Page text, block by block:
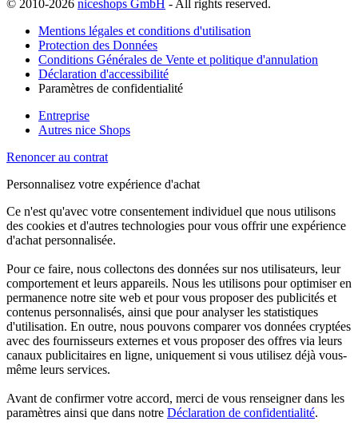
© 2010-2026 niceshops GmbH - All rights reserved.
Mentions légales et conditions d'utilisation
Protection des Données
Conditions Générales de Vente et politique d'annulation
Déclaration d'accessibilité
Paramètres de confidentialité
Entreprise
Autres nice Shops
Renoncer au contrat
Personnalisez votre expérience d'achat
Ce n'est qu'avec votre consentement individuel que nous utilisons
des cookies et d'autres technologies pour vous offrir une expérience
d'achat personnalisée.
Pour ce faire, nous collectons des données sur nos utilisateurs, leur
comportement et leurs appareils. Nous les utilisons pour optimiser en
permanence notre site web et pour vous proposer des publicités et
contenus personnalisés, ainsi que pour analyser les statistiques
d'utilisation. En outre, nous pouvons comparer vos données cryptées
avec des fournisseurs externes et vous proposer des offres via leurs
canaux publicitaires en ligne, uniquement si vous utilisez déjà vous-
même leurs services.
Avant de confirmer votre accord, merci de vous renseigner dans les
paramètres ainsi que dans notre Déclaration de confidentialité.